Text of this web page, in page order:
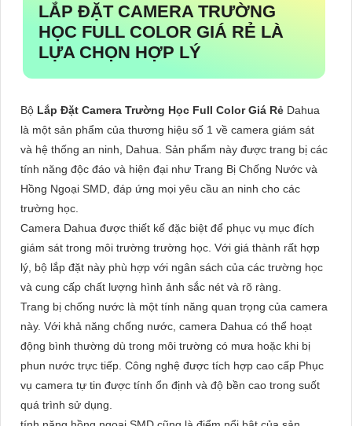
LẮP ĐẶT CAMERA TRƯỜNG
HỌC FULL COLOR GIÁ RẺ LÀ
LỰA CHỌN HỢP LÝ
Bộ Lắp Đặt Camera Trường Học Full Color Giá Rẻ Dahua
là một sản phẩm của thương hiệu số 1 về camera giám sát
và hệ thống an ninh, Dahua. Sản phẩm này được trang bị các
tính năng độc đáo và hiện đại như Trang Bị Chống Nước và
Hồng Ngoại SMD, đáp ứng mọi yêu cầu an ninh cho các
trường học.
Camera Dahua được thiết kế đặc biệt để phục vụ mục đích
giám sát trong môi trường trường học. Với giá thành rất hợp
lý, bộ lắp đặt này phù hợp với ngân sách của các trường học
và cung cấp chất lượng hình ảnh sắc nét và rõ ràng.
Trang bị chống nước là một tính năng quan trọng của camera
này. Với khả năng chống nước, camera Dahua có thể hoạt
động bình thường dù trong môi trường có mưa hoặc khi bị
phun nước trực tiếp. Công nghệ được tích hợp cao cấp Phục
vụ camera tự tin được tính ổn định và độ bền cao trong suốt
quá trình sử dụng.